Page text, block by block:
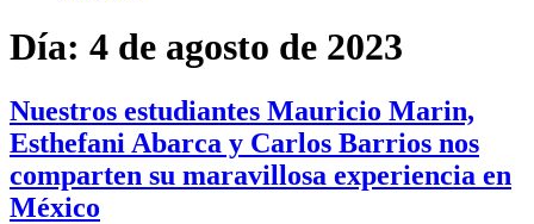
Día: 4 de agosto de 2023
Nuestros estudiantes Mauricio Marin,
Esthefani Abarca y Carlos Barrios nos
comparten su maravillosa experiencia en
México